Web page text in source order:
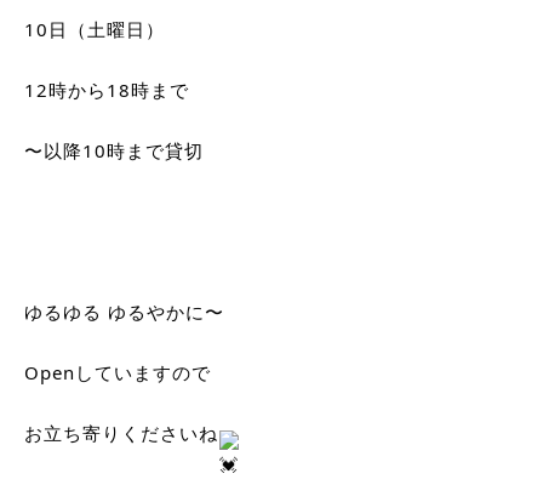
10日（土曜日）
12時から18時まで
〜以降10時まで貸切
ゆるゆる ゆるやかに〜
Openしていますので
お立ち寄りくださいね